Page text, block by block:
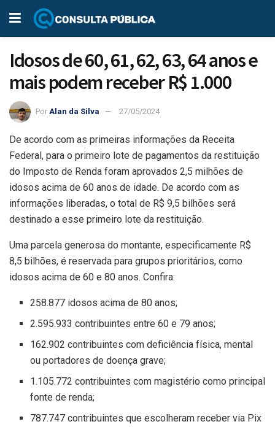
Idosos de 60, 61, 62, 63, 64 anos e
mais podem receber R$ 1.000
Por Alan da Silva 27/05/2024
De acordo com as primeiras informações da Receita
Federal, para o primeiro lote de pagamentos da restituição
do Imposto de Renda foram aprovados 2,5 milhões de
idosos acima de 60 anos de idade. De acordo com as
informações liberadas, o total de R$ 9,5 bilhões será
destinado a esse primeiro lote da restituição.
Uma parcela generosa do montante, especificamente R$
8,5 bilhões, é reservada para grupos prioritários, como
idosos acima de 60 e 80 anos. Confira:
258.877 idosos acima de 80 anos;
2.595.933 contribuintes entre 60 e 79 anos;
162.902 contribuintes com deficiência física, mental
ou portadores de doença grave;
1.105.772 contribuintes com magistério como principal
fonte de renda;
787.747 contribuintes que escolheram receber via Pix